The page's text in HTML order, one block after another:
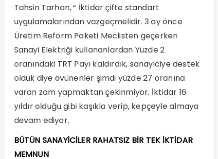
Tahsin Tarhan, “ İktidar çifte standart
uygulamalarından vazgeçmelidir. 3 ay önce
Üretim Reform Paketi Meclisten geçerken
Sanayi Elektriği kullananlardan Yüzde 2
oranındaki TRT Payı kaldırdık, sanayiciye destek
olduk diye övünenler şimdi yüzde 27 oranına
varan zam yapmaktan çekinmiyor. İktidar 16
yıldır olduğu gibi kaşıkla verip, kepçeyle almaya
devam ediyor.
BÜTÜN SANAYİCİLER RAHATSIZ BİR TEK İKTİDAR
MEMNUN